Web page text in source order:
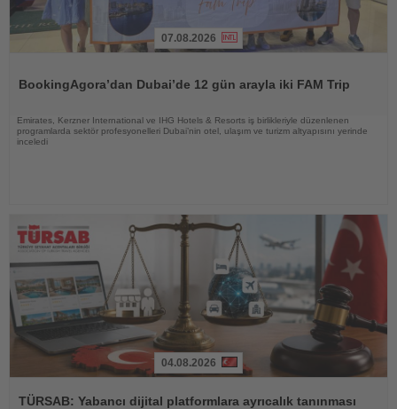
07.08.2026
BookingAgora’dan Dubai’de 12 gün arayla iki FAM Trip
Emirates, Kerzner International ve IHG Hotels & Resorts iş birlikleriyle düzenlenen
programlarda sektör profesyonelleri Dubai’nin otel, ulaşım ve turizm altyapısını yerinde
inceledi
Oku
04.08.2026
TÜRSAB: Yabancı dijital platformlara ayrıcalık tanınması